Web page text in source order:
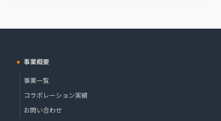
事業概要
事業一覧
コラボレーション実績
お問い合わせ